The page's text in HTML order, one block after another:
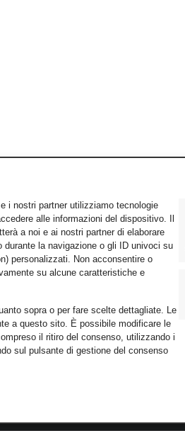
i nostri partner utilizziamo tecnologie
alle informazioni del dispositivo. Il
a noi e ai nostri partner di elaborare
la navigazione o gli ID univoci su
personalizzati. Non acconsentire o
su alcune caratteristiche e
sopra o per fare scelte dettagliate. Le
a questo sito. È possibile modificare le
il ritiro del consenso, utilizzando i
sul pulsante di gestione del consenso